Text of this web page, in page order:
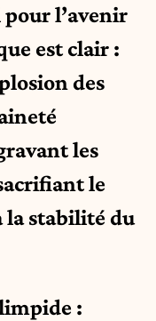
pour l’avenir
est clair :
des
les
le
la stabilité du
: